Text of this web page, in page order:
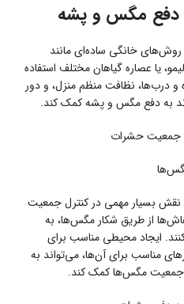
دفع مگس و پشه
خانگی ساده‌ای مانند
یا عصاره گیاهان مختلف استفاده
درب‌ها، نظافت منظم منزل، و دور
به دفع مگس و پشه کمک کند.
جمعیت حشرات
بسیار مهمی در کنترل جمعیت
از طریق شکار مگس‌ها، به
ایجاد محیطی مناسب برای
مناسب برای آن‌ها، می‌تواند به
جمعیت مگس‌ها کمک کند.